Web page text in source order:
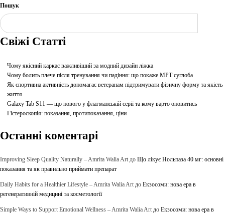
Пошук
Свіжі Статті
Чому якісний каркас важливіший за модний дизайн ліжка
Чому болить плече після тренування чи падіння: що покаже МРТ суглоба
Як спортивна активність допомагає ветеранам підтримувати фізичну форму та якість
життя
Galaxy Tab S11 — що нового у флагманській серії та кому варто оновитись
Гістероскопія: показання, протипоказання, ціни
Останні коментарі
Improving Sleep Quality Naturally – Amrita Walia Art до Що лікує Нольпаза 40 мг: основні
показання та як правильно приймати препарат
Daily Habits for a Healthier Lifestyle – Amrita Walia Art до Екзосоми: нова ера в
регенеративній медицині та косметології
Simple Ways to Support Emotional Wellness – Amrita Walia Art до Екзосоми: нова ера в